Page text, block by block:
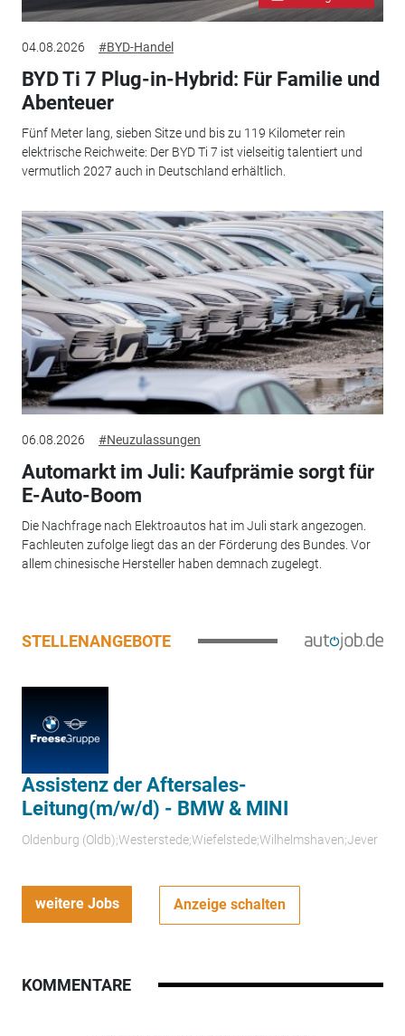
04.08.2026 #BYD-Handel
BYD Ti 7 Plug-in-Hybrid: Für Familie und
Abenteuer
Fünf Meter lang, sieben Sitze und bis zu 119 Kilometer rein
elektrische Reichweite: Der BYD Ti 7 ist vielseitig talentiert und
vermutlich 2027 auch in Deutschland erhältlich.
06.08.2026 #Neuzulassungen
Automarkt im Juli: Kaufprämie sorgt für
E-Auto-Boom
Die Nachfrage nach Elektroautos hat im Juli stark angezogen.
Fachleuten zufolge liegt das an der Förderung des Bundes. Vor
allem chinesische Hersteller haben demnach zugelegt.
STELLENANGEBOTE
Assistenz der Aftersales-
Leitung(m/w/d) - BMW & MINI
Oldenburg (Oldb);Westerstede;Wiefelstede;Wilhelmshaven;Jever
weitere Jobs Anzeige schalten
KOMMENTARE